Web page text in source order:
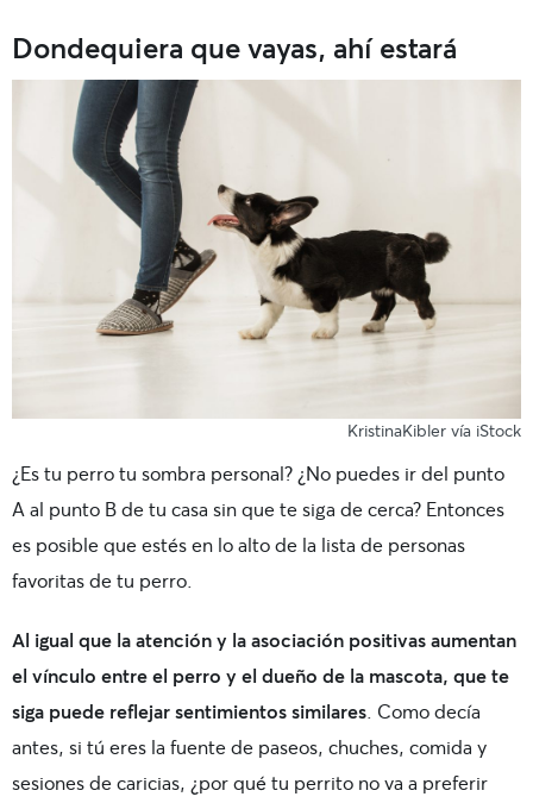
Dondequiera que vayas, ahí estará
KristinaKibler vía iStock
¿Es tu perro tu sombra personal? ¿No puedes ir del punto
A al punto B de tu casa sin que te siga de cerca? Entonces
es posible que estés en lo alto de la lista de personas
favoritas de tu perro.
Al igual que la atención y la asociación positivas aumentan
el vínculo entre el perro y el dueño de la mascota, que te
siga puede reflejar sentimientos similares . Como decía
antes, si tú eres la fuente de paseos, chuches, comida y
sesiones de caricias, ¿por qué tu perrito no va a preferir